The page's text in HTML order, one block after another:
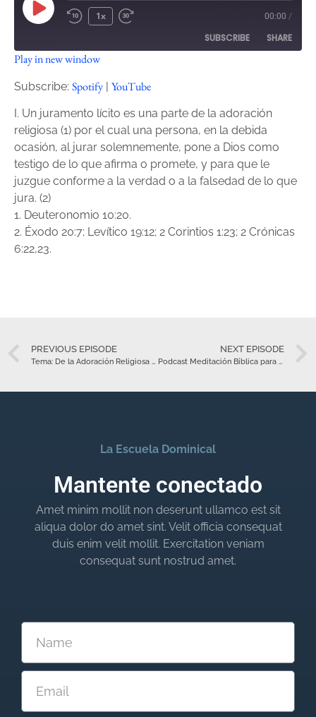
1x 00:00 /
SUBSCRIBE SHARE
Spotify
SHARE
LINK
EMBED
Play in new window
Subscribe: Spotify | YouTube
I. Un juramento lícito es una parte de la adoración
religiosa (1) por el cual una persona, en la debida
ocasión, al jurar solemnemente, pone a Dios como
testigo de lo que afirma o promete, y para que le
juzgue conforme a la verdad o a la falsedad de lo que
jura. (2)
1. Deuteronomio 10:20.
2. Éxodo 20:7; Levítico 19:12; 2 Corintios 1:23; 2 Crónicas
6:22,23.
PREVIOUS EPISODE
Tema: De la Adoración Religiosa y del Día de Reposo – El sitio de la adoración en el nuevo pacto | Hno. Juan M. Ortega C.
NEXT EPISODE
Podcast Meditación Bíblica para Génesis 1 – Enero 1
La Escuela Dominical
Mantente conectado
Amet minim mollit non deserunt ullamco est sit
aliqua dolor do amet sint. Velit officia consequat
duis enim velit mollit. Exercitation veniam
consequat sunt nostrud amet.